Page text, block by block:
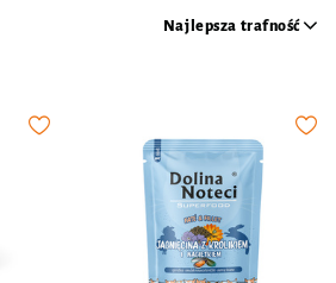
Najlepsza trafność